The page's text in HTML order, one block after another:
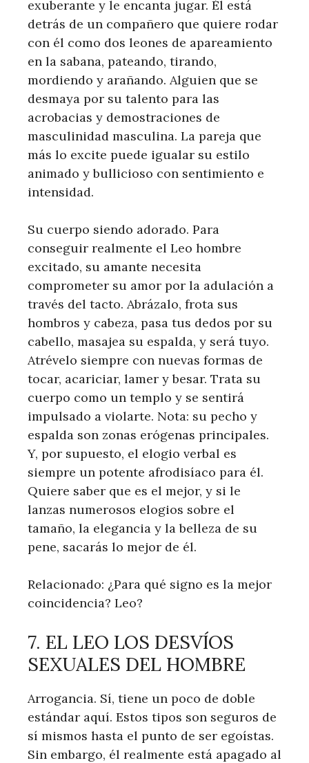
exuberante y le encanta jugar. Él está
detrás de un compañero que quiere rodar
con él como dos leones de apareamiento
en la sabana, pateando, tirando,
mordiendo y arañando. Alguien que se
desmaya por su talento para las
acrobacias y demostraciones de
masculinidad masculina. La pareja que
más lo excite puede igualar su estilo
animado y bullicioso con sentimiento e
intensidad.
Su cuerpo siendo adorado. Para
conseguir realmente el Leo hombre
excitado, su amante necesita
comprometer su amor por la adulación a
través del tacto. Abrázalo, frota sus
hombros y cabeza, pasa tus dedos por su
cabello, masajea su espalda, y será tuyo.
Atrévelo siempre con nuevas formas de
tocar, acariciar, lamer y besar. Trata su
cuerpo como un templo y se sentirá
impulsado a violarte. Nota: su pecho y
espalda son zonas erógenas principales.
Y, por supuesto, el elogio verbal es
siempre un potente afrodisíaco para él.
Quiere saber que es el mejor, y si le
lanzas numerosos elogios sobre el
tamaño, la elegancia y la belleza de su
pene, sacarás lo mejor de él.
Relacionado: ¿Para qué signo es la mejor
coincidencia? Leo?
7. EL LEO LOS DESVÍOS
SEXUALES DEL HOMBRE
Arrogancia. Sí, tiene un poco de doble
estándar aquí. Estos tipos son seguros de
sí mismos hasta el punto de ser egoístas.
Sin embargo, él realmente está apagado al